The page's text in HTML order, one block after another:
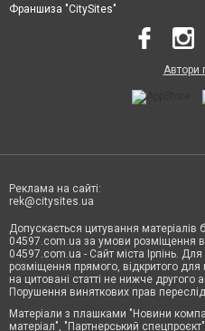
Франшиза "CitySites"
Автори
Реклама на сайті:
rek@citysites.ua
Допускається цитування матеріалів
04597.com.ua за умови розміщення
04597.com.ua - Сайт міста Ірпінь.
розміщення прямого, відкритого
на цитовані статті не нижче другого
Порушення виняткових прав
Матеріали з плашками "Новини
матеріал", "Партнерський